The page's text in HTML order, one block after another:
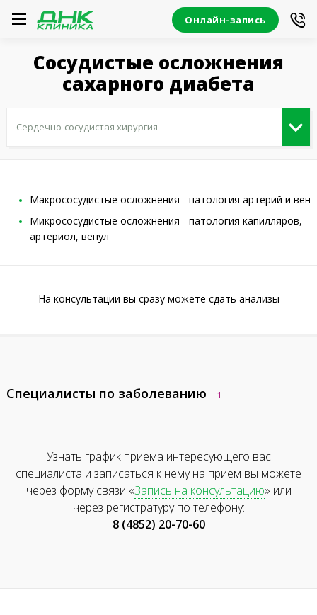
Онлайн-запись
Сосудистые осложнения
сахарного диабета
Макрососудистые осложнения - патология артерий и вен
Микрососудистые осложнения - патология капилляров,
артериол, венул
На консультации вы сразу можете сдать анализы
Специалисты по заболеванию 1
Узнать график приема интересующего вас
специалиста и записаться к нему на прием вы можете
через форму связи «Запись на консультацию» или
через регистратуру по телефону:
8 (4852) 20-70-60